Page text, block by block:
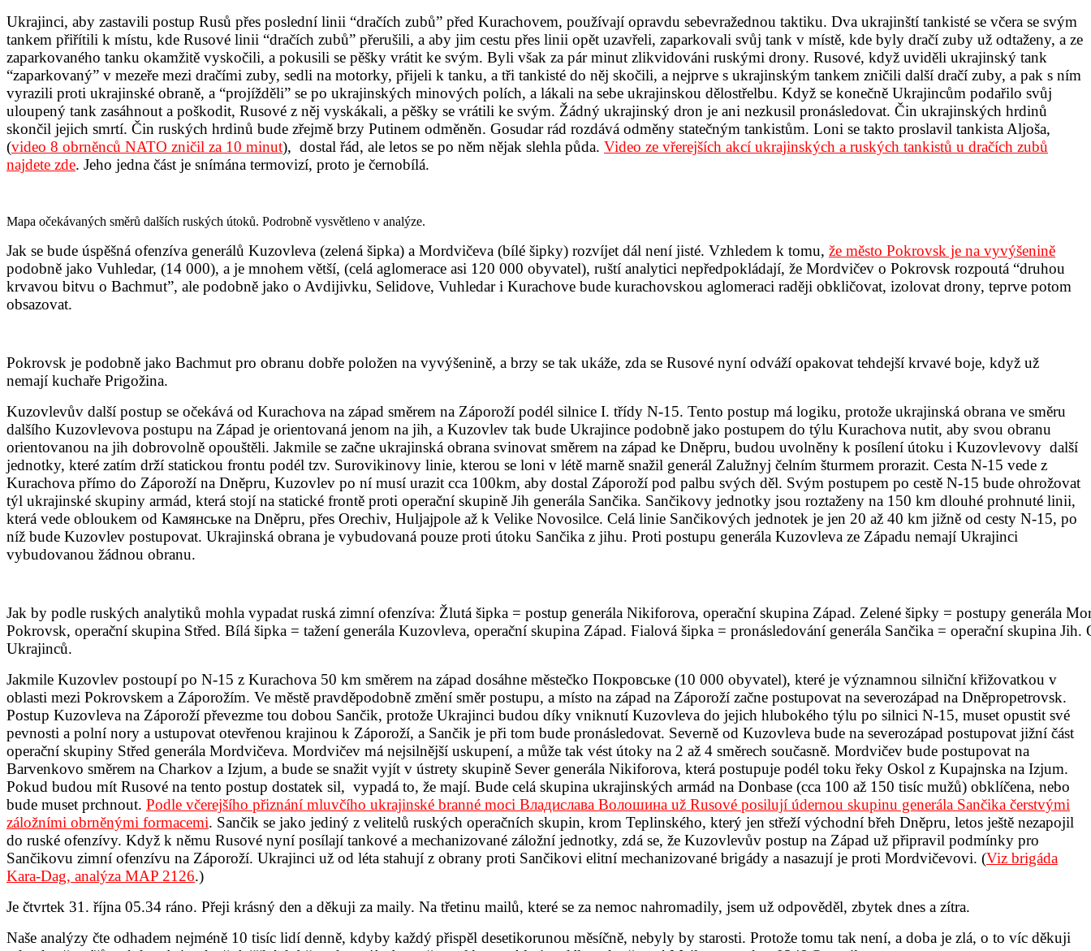
Ukrajinci, aby zastavili postup Rusů přes poslední linii “dračích zubů” před Kurachovem, používají opravdu sebevražednou taktiku. Dva ukrajinští tankisté se včera se svým
tankem přiřítili k místu, kde Rusové linii “dračích zubů” přerušili, a aby jim cestu přes linii opět uzavřeli, zaparkovali svůj tank v místě, kde byly dračí zuby už odtaženy, a ze
zaparkovaného tanku okamžitě vyskočili, a pokusili se pěšky vrátit ke svým. Byli však za pár minut zlikvidováni ruskými drony. Rusové, když uviděli ukrajinský tank
“zaparkovaný” v mezeře mezi dračími zuby, sedli na motorky, přijeli k tanku, a tři tankisté do něj skočili, a nejprve s ukrajinským tankem zničili další dračí zuby, a pak s ním
vyrazili proti ukrajinské obraně, a “projížděli” se po ukrajinských minových polích, a lákali na sebe ukrajinskou dělostřelbu. Když se konečně Ukrajincům podařilo svůj
uloupený tank zasáhnout a poškodit, Rusové z něj vyskákali, a pěšky se vrátili ke svým. Žádný ukrajinský dron je ani nezkusil pronásledovat. Čin ukrajinských hrdinů
skončil jejich smrtí. Čin ruských hrdinů bude zřejmě brzy Putinem odměněn. Gosudar rád rozdává odměny statečným tankistům. Loni se takto proslavil tankista Aljoša,
(video 8 obrněnců NATO zničil za 10 minut), dostal řád, ale letos se po něm nějak slehla půda. Video ze vřerejších akcí ukrajinských a ruských tankistů u dračích zubů
najdete zde. Jeho jedna část je snímána termovizí, proto je černobílá.
Mapa očekávaných směrů dalších ruských útoků. Podrobně vysvětleno v analýze.
Jak se bude úspěšná ofenzíva generálů Kuzovleva (zelená šipka) a Mordvičeva (bílé šipky) rozvíjet dál není jisté. Vzhledem k tomu, že město Pokrovsk je na vyvýšenině
podobně jako Vuhledar, (14 000), a je mnohem větší, (celá aglomerace asi 120 000 obyvatel), ruští analytici nepředpokládají, že Mordvičev o Pokrovsk rozpoutá “druhou
krvavou bitvu o Bachmut”, ale podobně jako o Avdijivku, Selidove, Vuhledar i Kurachove bude kurachovskou aglomeraci raději obkličovat, izolovat drony, teprve potom
obsazovat.
Pokrovsk je podobně jako Bachmut pro obranu dobře položen na vyvýšenině, a brzy se tak ukáže, zda se Rusové nyní odváží opakovat tehdejší krvavé boje, když už
nemají kuchaře Prigožina.
Kuzovlevův další postup se očekává od Kurachova na západ směrem na Záporoží podél silnice I. třídy N-15. Tento postup má logiku, protože ukrajinská obrana ve směru
dalšího Kuzovlevova postupu na Západ je orientovaná jenom na jih, a Kuzovlev tak bude Ukrajince podobně jako postupem do týlu Kurachova nutit, aby svou obranu
orientovanou na jih dobrovolně opouštěli. Jakmile se začne ukrajinská obrana svinovat směrem na západ ke Dněpru, budou uvolněny k posílení útoku i Kuzovlevovy další
jednotky, které zatím drží statickou frontu podél tzv. Surovikinovy linie, kterou se loni v létě marně snažil generál Zalužnyj čelním šturmem prorazit. Cesta N-15 vede z
Kurachova přímo do Záporoží na Dněpru, Kuzovlev po ní musí urazit cca 100km, aby dostal Záporoží pod palbu svých děl. Svým postupem po cestě N-15 bude ohrožovat
týl ukrajinské skupiny armád, která stojí na statické frontě proti operační skupině Jih generála Sančika. Sančikovy jednotky jsou roztaženy na 150 km dlouhé prohnuté linii,
která vede obloukem od Камянське na Dněpru, přes Orechiv, Huljajpole až k Velike Novosilce. Celá linie Sančikových jednotek je jen 20 až 40 km jižně od cesty N-15, po
níž bude Kuzovlev postupovat. Ukrajinská obrana je vybudovaná pouze proti útoku Sančika z jihu. Proti postupu generála Kuzovleva ze Západu nemají Ukrajinci
vybudovanou žádnou obranu.
Jak by podle ruských analytiků mohla vypadat ruská zimní ofenzíva: Žlutá šipka = postup generála Nikiforova, operační skupina Západ. Zelené šipky = postupy generála
Pokrovsk, operační skupina Střed. Bílá šipka = tažení generála Kuzovleva, operační skupina Západ. Fialová šipka = pronásledování generála Sančika = operační skupina
Ukrajinců.
Jakmile Kuzovlev postoupí po N-15 z Kurachova 50 km směrem na západ dosáhne městečko Покровське (10 000 obyvatel), které je významnou silniční křižovatkou v
oblasti mezi Pokrovskem a Záporožím. Ve městě pravděpodobně změní směr postupu, a místo na západ na Záporoží začne postupovat na severozápad na Dněpropetrovsk.
Postup Kuzovleva na Záporoží převezme tou dobou Sančik, protože Ukrajinci budou díky vniknutí Kuzovleva do jejich hlubokého týlu po silnici N-15, muset opustit své
pevnosti a polní nory a ustupovat otevřenou krajinou k Záporoží, a Sančik je při tom bude pronásledovat. Severně od Kuzovleva bude na severozápad postupovat jižní část
operační skupiny Střed generála Mordvičeva. Mordvičev má nejsilnější uskupení, a může tak vést útoky na 2 až 4 směrech současně. Mordvičev bude postupovat na
Barvenkovo směrem na Charkov a Izjum, a bude se snažit vyjít v ústrety skupině Sever generála Nikiforova, která postupuje podél toku řeky Oskol z Kupajnska na Izjum.
Pokud budou mít Rusové na tento postup dostatek sil, vypadá to, že mají. Bude celá skupina ukrajinských armád na Donbase (cca 100 až 150 tisíc mužů) obklíčena, nebo
bude muset prchnout. Podle včerejšího přiznání mluvčího ukrajinské branné moci Владиславa Волошинa už Rusové posilují údernou skupinu generála Sančika čerstvými
záložními obrněnými formacemi. Sančik se jako jediný z velitelů ruských operačních skupin, krom Teplinského, který jen střeží východní břeh Dněpru, letos ještě nezapojil
do ruské ofenzívy. Když k němu Rusové nyní posílají tankové a mechanizované záložní jednotky, zdá se, že Kuzovlevův postup na Západ už připravil podmínky pro
Sančikovu zimní ofenzívu na Záporoží. Ukrajinci už od léta stahují z obrany proti Sančikovi elitní mechanizované brigády a nasazují je proti Mordvičevovi. (Viz brigáda
Kara-Dag, analýza MAP 2126.)
Je čtvrtek 31. října 05.34 ráno. Přeji krásný den a děkuji za maily. Na třetinu mailů, které se za nemoc nahromadily, jsem už odpověděl, zbytek dnes a zítra.
Naše analýzy čte odhadem nejméně 10 tisíc lidí denně, kdyby každý přispěl desetikorunou měsíčně, nebyly by starosti. Protože tomu tak není, a doba je zlá, o to víc děkuji